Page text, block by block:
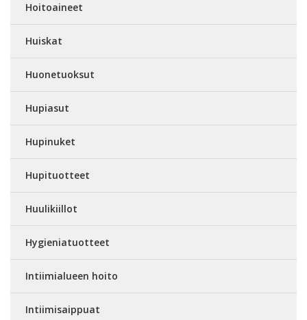
Hoitoaineet
Huiskat
Huonetuoksut
Hupiasut
Hupinuket
Hupituotteet
Huulikiillot
Hygieniatuotteet
Intiimialueen hoito
Intiimisaippuat